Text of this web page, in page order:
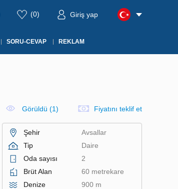
(0) Giriş yap
SORU-CEVAP REKLAM
Görüldü (1) Fiyatını teklif et
Şehir
Avsallar
Tip
Daire
Oda sayısı
2
Brüt Alan
60 metrekare
Denize
900 m